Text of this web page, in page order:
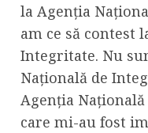
la Agenția
am ce să contest
Integritate. Nu
Națională de
Agenția
care mi-au fost